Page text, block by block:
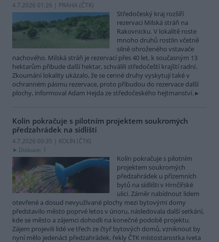
4.7.2026 01:26 | PRAHA (ČTK)
Středočeský kraj rozšíří
rezervaci Milská stráň na
Rakovnicku. V lokalitě roste
mnoho druhů rostlin včetně
silně ohroženého vstavače
nachového. Milská stráň je rezervací přes 40 let, k současným 13
hektarům přibude další hektar, schválili středočeští krajští radní.
Zkoumání lokality ukázalo, že se cenné druhy vyskytují také v
ochranném pásmu rezervace, proto přibudou do rezervace další
plochy, informoval Adam Hejda ze středočeského hejtmanství.
Kolín pokračuje s pilotním projektem soukromých
předzahrádek na sídlišti
4.7.2026 00:35 | KOLÍN (ČTK)
Diskuse: 1
Kolín pokračuje s pilotním
projektem soukromých
předzahrádek u přízemních
bytů na sídlišti v Hrnčířské
ulici. Záměr nabídnout lidem
otevřené a dosud nevyužívané plochy mezi bytovými domy
představilo město poprvé letos v únoru, následovala další setkání,
kde se město a zájemci dohodli na konečné podobě projektu.
Zájem projevili lidé ve třech ze čtyř bytových domů, vzniknout by
nyní mělo jedenáct předzahrádek, řekly ČTK místostarostka Iveta